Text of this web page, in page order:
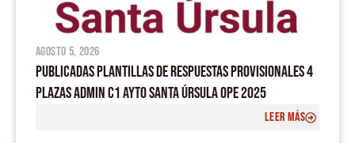
agosto 5, 2026
PUBLICADAS PLANTILLAS DE RESPUESTAS PROVISIONALES 4
PLAZAS ADMIN C1 AYTO SANTA ÚRSULA OPE 2025
LEER MÁS